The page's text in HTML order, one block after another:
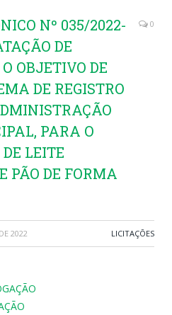
Nº 035/2022-
DE
OBJETIVO DE
DE REGISTRO
PARA O
LEITE
PÃO DE FORMA
0
2022 LICITAÇÕES